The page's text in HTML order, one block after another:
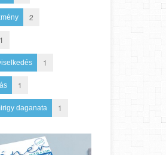
2
1
1
1
daganata 1